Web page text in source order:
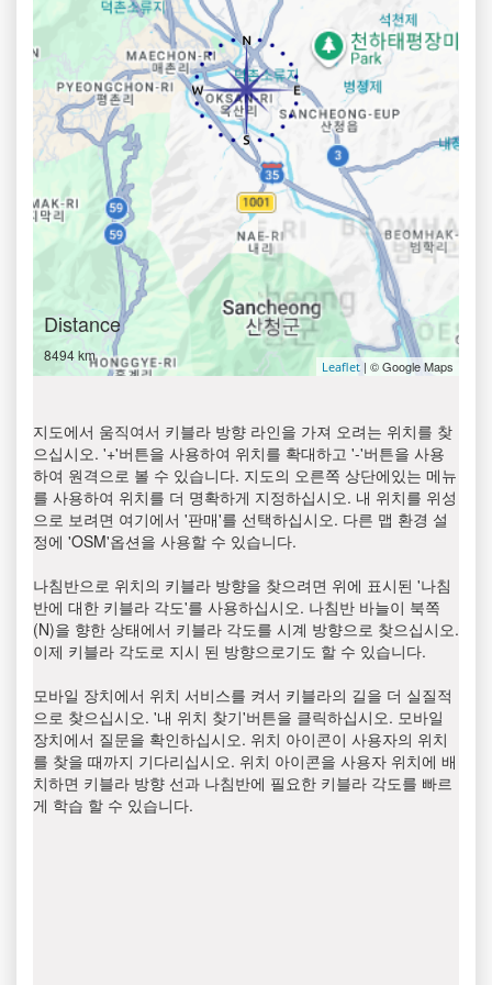
Distance
8494 km
Leaflet | © Google Maps
지도에서 움직여서 키블라 방향 라인을 가져 오려는 위치를 찾
으십시오. '+'버튼을 사용하여 위치를 확대하고 '-'버튼을 사용
하여 원격으로 볼 수 있습니다. 지도의 오른쪽 상단에있는 메뉴
를 사용하여 위치를 더 명확하게 지정하십시오. 내 위치를 위성
으로 보려면 여기에서 '판매'를 선택하십시오. 다른 맵 환경 설
정에 'OSM'옵션을 사용할 수 있습니다.
나침반으로 위치의 키블라 방향을 찾으려면 위에 표시된 '나침
반에 대한 키블라 각도'를 사용하십시오. 나침반 바늘이 북쪽
(N)을 향한 상태에서 키블라 각도를 시계 방향으로 찾으십시오.
이제 키블라 각도로 지시 된 방향으로기도 할 수 있습니다.
모바일 장치에서 위치 서비스를 켜서 키블라의 길을 더 실질적
으로 찾으십시오. '내 위치 찾기'버튼을 클릭하십시오. 모바일
장치에서 질문을 확인하십시오. 위치 아이콘이 사용자의 위치
를 찾을 때까지 기다리십시오. 위치 아이콘을 사용자 위치에 배
치하면 키블라 방향 선과 나침반에 필요한 키블라 각도를 빠르
게 학습 할 수 있습니다.